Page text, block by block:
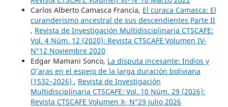
Carlos Alberto Camasca Francia, El curaca Camasca: El
curanderismo ancestral de sus descendientes Parte II
, Revista de Investigación Multidisciplinaria CTSCAFE:
Vol. 4 Núm. 12 (2020): Revista CTSCAFE Volumen IV-
N°12 Noviembre 2020
Edgar Mamani Sonco, La disputa incesante: Indios y
Q’aras en el espejo de la larga duración boliviana
(1532–2026) , Revista de Investigación
Multidisciplinaria CTSCAFE: Vol. 10 Núm. 29 (2026):
Revista CTSCAFE Volumen X- N°29 julio 2026